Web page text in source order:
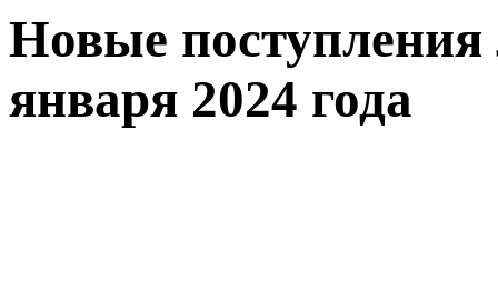
Новые поступления
января 2024 года